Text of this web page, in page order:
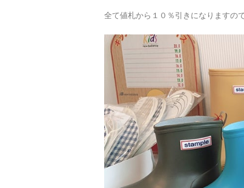
全て値札から１０％引きになりますの